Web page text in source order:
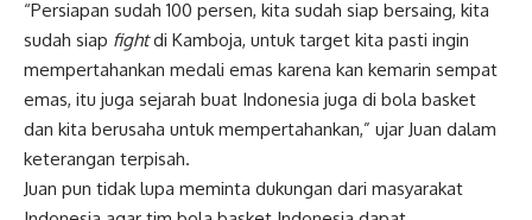
“Persiapan sudah 100 persen, kita sudah siap bersaing, kita
sudah siap fightdi Kamboja, untuk target kita pasti ingin
mempertahankan medali emas karena kan kemarin sempat
emas, itu juga sejarah buat Indonesia juga di bola basket
dan kita berusaha untuk mempertahankan,” ujar Juan dalam
keterangan terpisah.
Juan pun tidak lupa meminta dukungan dari masyarakat